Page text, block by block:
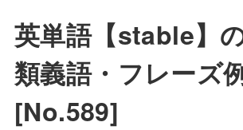
英単語【stable】
類義語・フレーズ
[No.589]